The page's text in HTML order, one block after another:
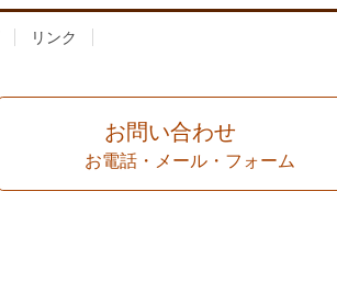
リンク
お問い合わせ
お電話・メール・フォーム